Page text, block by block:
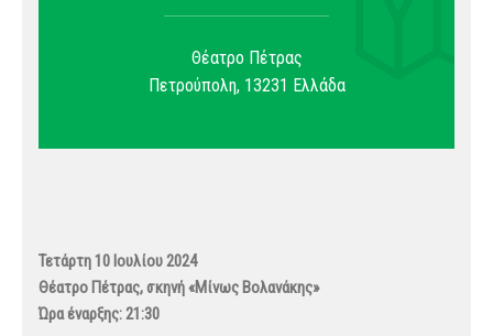
Θέατρο Πέτρας
Πετρούπολη, 13231 Ελλάδα
Τετάρτη 10 Ιουλίου 2024
Θέατρο Πέτρας, σκηνή «Μίνως Βολανάκης»
Ώρα έναρξης: 21:30